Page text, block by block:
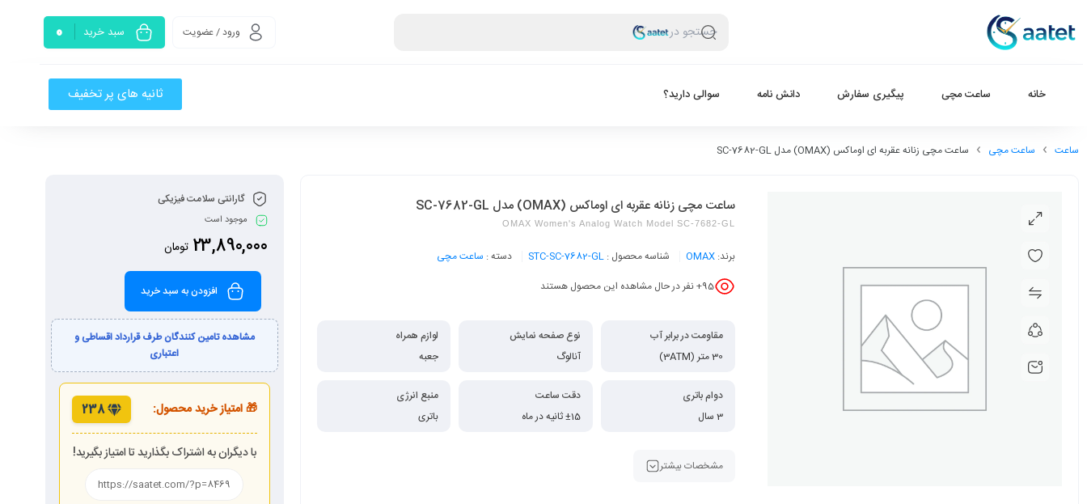
جستجو در ورود / عضویت سبد خرید 0
خانه ساعت مچی پیگیری سفارش دانش نامه سوالی دارید؟ ثانیه های پر تخفیف
ساعت ساعت مچی ساعت مچی زنانه عقربه ای اوماکس (OMAX) مدل SC-7682-GL
ساعت مچی زنانه عقربه ای اوماکس (OMAX) مدل SC-7682-GL
OMAX Women's Analog Watch Model SC-7682-GL
برند: OMAX شناسه محصول : STC-SC-7682-GL دسته : ساعت مچی
95+ نفر در حال مشاهده این محصول هستند
مقاومت در برابر آب
30 متر (3ATM)
نوع صفحه نمایش
آنالوگ
لوازم همراه
جعبه
دوام باتری
3 سال
دقت ساعت
±15 ثانیه در ماه
منبع انرژی
باتری
مشخصات بیشتر
گارانتی سلامت فیزیکی
موجود است
23,890,000 تومان
افزودن به سبد خرید
مشاهده تامین کنندگان طرف قرارداد اقساطی و
اعتباری
🎁 امتیاز خرید محصول: 238
با دیگران به اشتراک بگذارید تا امتیاز بگیرید!